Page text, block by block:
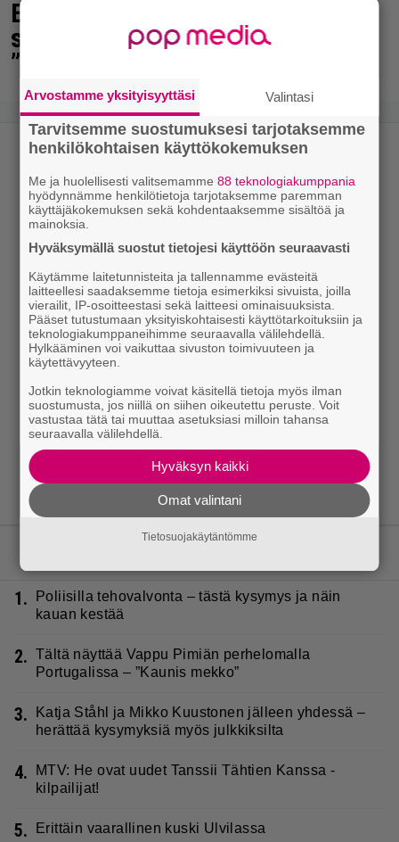
Elämäni biisi jatkuu syksyllä – nyt
saatiin lisätietoa paljastuksista:
”Erittäin tunnettuja”
1.
Poliisilla tehovalvonta – tästä kysymys ja näin
kauan kestää
2. Tältä näyttää Vappu Pimiän perhelomalla
Portugalissa – ”Kaunis mekko”
3.
Katja Ståhl ja Mikko Kuustonen jälleen yhdessä –
herättää kysymyksiä myös julkkiksilta
4.
MTV: He ovat uudet Tanssii Tähtien Kanssa -
kilpailijat!
5. Erittäin vaarallinen kuski Ulvilassa
Arvostamme yksityisyyttäsi Valintasi
Tarvitsemme suostumuksesi tarjotaksemme
henkilökohtaisen käyttökokemuksen
Me ja huolellisesti valitsemamme88 teknologiakumppania
hyödynnämme henkilötietoja tarjotaksemme paremman
käyttäjäkokemuksen sekä kohdentaaksemme sisältöä ja
mainoksia.
Hyväksymällä suostut tietojesi käyttöön seuraavasti
Käytämme laitetunnisteita ja tallennamme evästeitä
laitteellesi saadaksemme tietoja esimerkiksi sivuista, joilla
vierailit, IP-osoitteestasi sekä laitteesi ominaisuuksista.
Pääset tutustumaan yksityiskohtaisesti käyttötarkoituksiin ja
teknologiakumppaneihimme seuraavalla välilehdellä.
Hylkääminen voi vaikuttaa sivuston toimivuuteen ja
käytettävyyteen.
Jotkin teknologiamme voivat käsitellä tietoja myös ilman
suostumusta, jos niillä on siihen oikeutettu peruste. Voit
vastustaa tätä tai muuttaa asetuksiasi milloin tahansa
seuraavalla välilehdellä.
Hyväksyn kaikki
Omat valintani
Tietosuojakäytäntömme